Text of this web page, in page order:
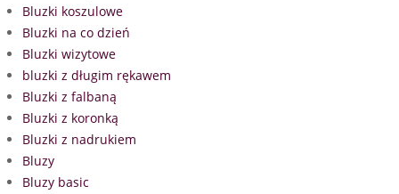
Bluzki koszulowe
Bluzki na co dzień
Bluzki wizytowe
bluzki z długim rękawem
Bluzki z falbaną
Bluzki z koronką
Bluzki z nadrukiem
Bluzy
Bluzy basic